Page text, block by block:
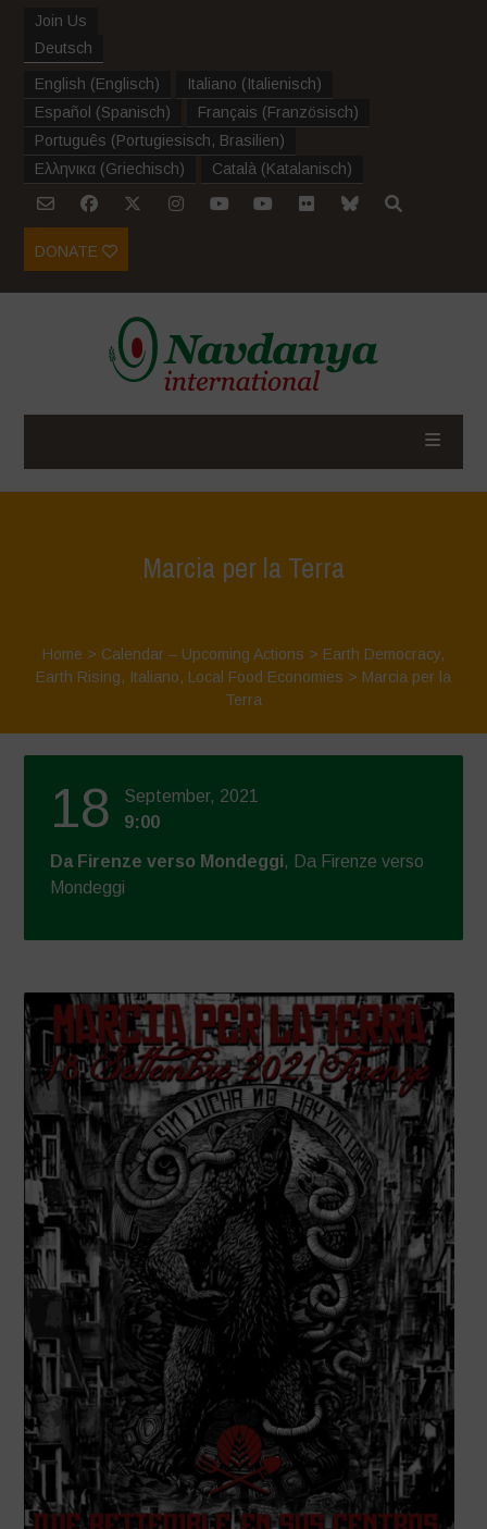
Join Us
Deutsch
English (Englisch) Italiano (Italienisch)
Español (Spanisch) Français (Französisch)
Português (Portugiesisch, Brasilien)
Ελληνικα (Griechisch) Català (Katalanisch)
DONATE
Marcia per la Terra
Home > Calendar – Upcoming Actions > Earth Democracy,
Earth Rising, Italiano, Local Food Economies > Marcia per la
Terra
18
September, 2021
9:00
Da Firenze verso Mondeggi, Da Firenze verso
Mondeggi